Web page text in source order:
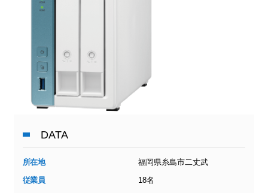
DATA
所在地
福岡県糸島市二丈武
従業員
18名